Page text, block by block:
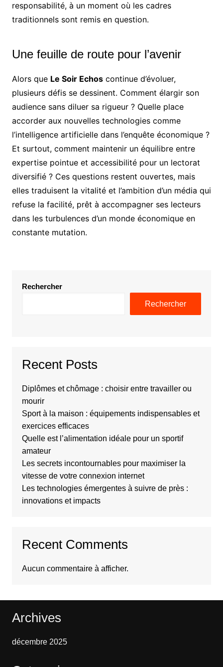
responsabilité, à un moment où les cadres
traditionnels sont remis en question.
Une feuille de route pour l’avenir
Alors que Le Soir Echoscontinue d’évoluer,
plusieurs défis se dessinent. Comment élargir son
audience sans diluer sa rigueur ? Quelle place
accorder aux nouvelles technologies comme
l’intelligence artificielle dans l’enquête économique ?
Et surtout, comment maintenir un équilibre entre
expertise pointue et accessibilité pour un lectorat
diversifié ? Ces questions restent ouvertes, mais
elles traduisent la vitalité et l’ambition d’un média qui
refuse la facilité, prêt à accompagner ses lecteurs
dans les turbulences d’un monde économique en
constante mutation.
Rechercher
Rechercher
Recent Posts
Diplômes et chômage : choisir entre travailler ou
mourir
Sport à la maison : équipements indispensables et
exercices efficaces
Quelle est l’alimentation idéale pour un sportif
amateur
Les secrets incontournables pour maximiser la
vitesse de votre connexion internet
Les technologies émergentes à suivre de près :
innovations et impacts
Recent Comments
Aucun commentaire à afficher.
Archives
décembre 2025